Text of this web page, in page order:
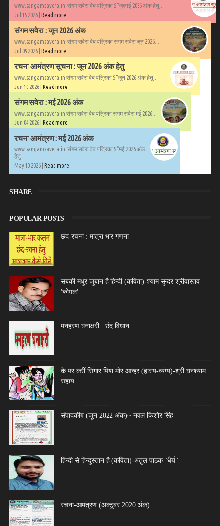
www.sangamsavera.in संगम सवेरा वेब पत्रिका $°जुलाई 2026 अंक हेतु...
Jul 15 2026 | Read more
संगम सवेरा : जून 2026 अंक
www.sangamsavera.in संगम सवेरा वेब पत्रिका संगम सवेरा जून 2026...
Jul 09 2026 | Read more
रचना आमंत्रण सूचना : जून 2026 अंक हेतु
www.sangamsavera.in संगम सवेरा वेब पत्रिका $°जून 2026 अंक हेतु...
Jun 10 2026 | Read more
संगम सवेरा : मई 2026 अंक
www.sangamsavera.in संगम सवेरा वेब पत्रिका संगम सवेरा मई 2026...
Jun 04 2026 | Read more
रचना आमंत्रण : मई 2026 अंक
www.sangamsavera.in संगम सवेरा वेब पत्रिका $°मई 2026 अंक
हेतु...
May 10 2026 | Read more
SHARE
POPULAR POSTS
छंद-रचना : मात्रा भार गणना
सबकी मधुर जुबान है हिन्दी (कविता)-श्याम सुन्दर श्रीवास्तव
'कोमल'
मनहरण घनाक्षरी : छंद विधान
के पर करीं सिंगार पिया मोर आन्हर (हास्य-व्यंग्य)-श्री घनश्याम
सहाय
संपादकीय (जून 2022 अंक)~ नवल किशोर सिंह
हिन्दी से हिन्दुस्तान है (कविता)-अतुल पाठक "धैर्य"
रचना-आमंत्रण (अक्टूबर 2020 अंक)